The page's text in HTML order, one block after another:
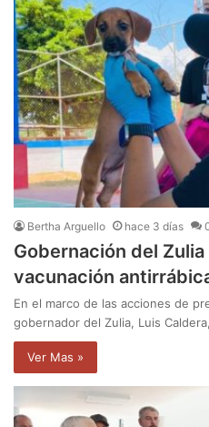
Bertha Arguello hace 3 días
Gobernación del
vacunación
En el marco de las acciones de
gobernador del Zulia, Luis
Ver Mas »